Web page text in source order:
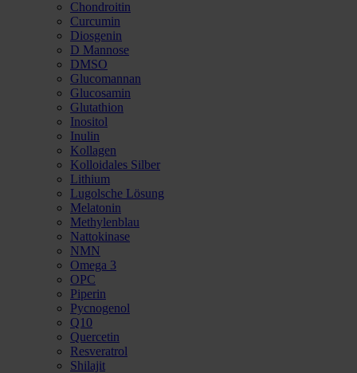
Chondroitin
Curcumin
Diosgenin
D Mannose
DMSO
Glucomannan
Glucosamin
Glutathion
Inositol
Inulin
Kollagen
Kolloidales Silber
Lithium
Lugolsche Lösung
Melatonin
Methylenblau
Nattokinase
NMN
Omega 3
OPC
Piperin
Pycnogenol
Q10
Quercetin
Resveratrol
Shilajit